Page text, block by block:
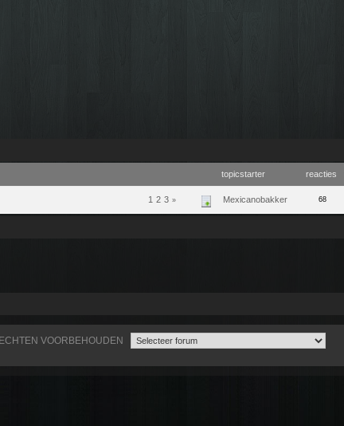
topicstarter reacties
1 2 3 » Mexicanobakker 68
VOORBEHOUDEN